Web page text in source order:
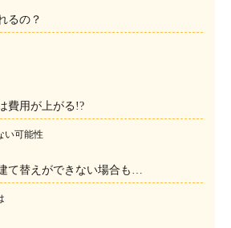
るの？
費用が上がる!?
い可能性
て替えができない場合も…